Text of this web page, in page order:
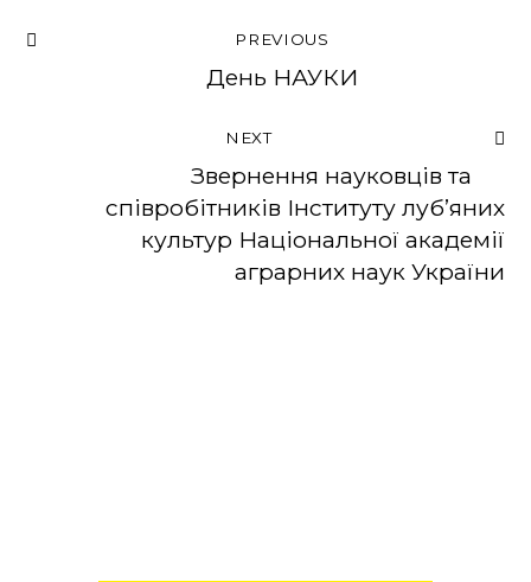
PREVIOUS
День НАУКИ
NEXT
Звернення науковців та
співробітників Інституту луб’яних
культур Національної академії
аграрних наук України